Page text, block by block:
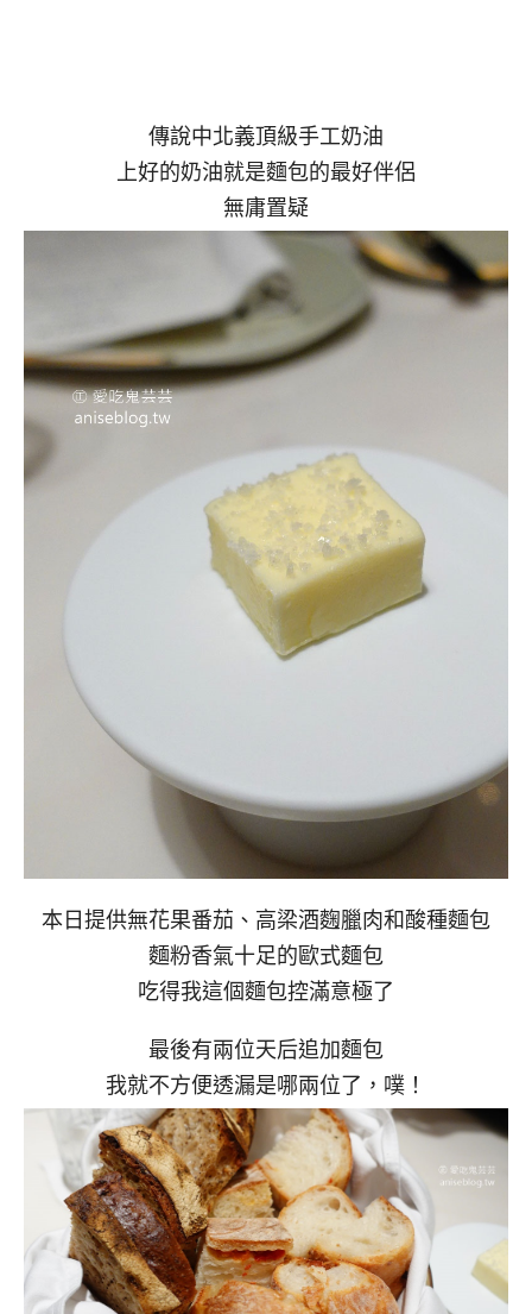
傳說中北義頂級手工奶油
上好的奶油就是麵包的最好伴侶
無庸置疑
本日提供無花果番茄、高梁酒麴臘肉和酸種麵包
麵粉香氣十足的歐式麵包
吃得我這個麵包控滿意極了
最後有兩位天后追加麵包
我就不方便透漏是哪兩位了，噗！